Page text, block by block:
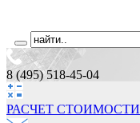
8 (495) 518-45-04
РАСЧЕТ СТОИМОCТИ